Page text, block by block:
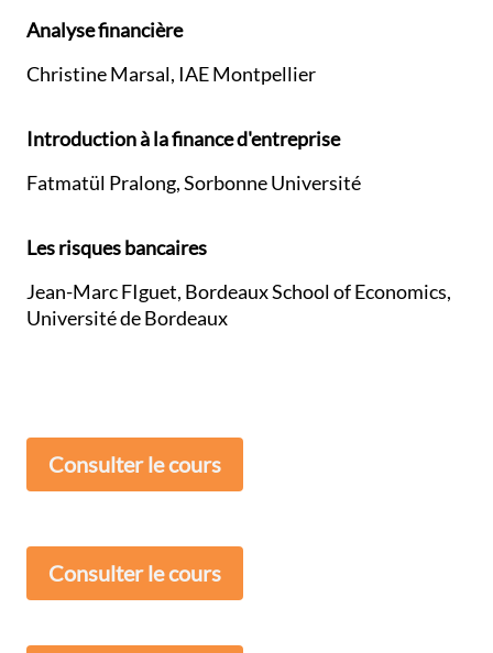
Analyse financière
Christine Marsal, IAE Montpellier
Introduction à la finance d'entreprise
Fatmatül Pralong, Sorbonne Université
Les risques bancaires
Jean-Marc FIguet, Bordeaux School of Economics,
Université de Bordeaux
Consulter le cours
Consulter le cours